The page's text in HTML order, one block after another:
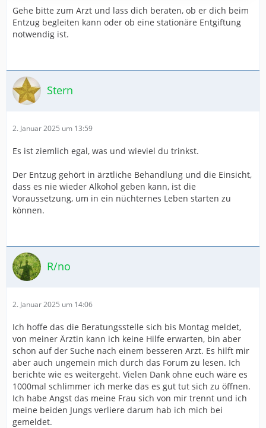
Typische Entzugserscheinungen bei Alkoholentzug sind
Schwitzen,…
Gehe bitte zum Arzt und lass dich beraten, ob er dich beim
Entzug begleiten kann oder ob eine stationäre Entgiftung
notwendig ist.
Stern
2. Januar 2025 um 13:59
Es ist ziemlich egal, was und wieviel du trinkst.
Der Entzug gehört in ärztliche Behandlung und die Einsicht,
dass es nie wieder Alkohol geben kann, ist die
Voraussetzung, um in ein nüchternes Leben starten zu
können.
R/no
2. Januar 2025 um 14:06
Ich hoffe das die Beratungsstelle sich bis Montag meldet,
von meiner Ärztin kann ich keine Hilfe erwarten, bin aber
schon auf der Suche nach einem besseren Arzt. Es hilft mir
aber auch ungemein mich durch das Forum zu lesen. Ich
berichte wie es weitergeht. Vielen Dank ohne euch wäre es
1000mal schlimmer ich merke das es gut tut sich zu öffnen.
Ich habe Angst das meine Frau sich von mir trennt und ich
meine beiden Jungs verliere darum hab ich mich bei
gemeldet.